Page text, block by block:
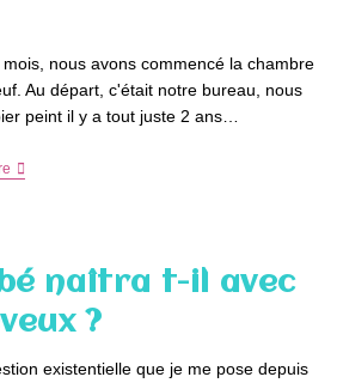
nous avons commencé la chambre
Au départ, c'était notre bureau, nous
peint il y a tout juste 2 ans…
La
Oeuf
naîtra t-il avec
?
existentielle que je me pose depuis